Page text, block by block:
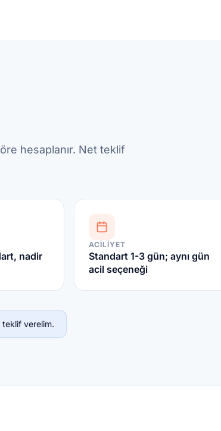
hesaplanır. Net teklif
nadir
ACILIYET
Standart 1-3 gün; aynı gün
acil seçeneği
teklif verelim.